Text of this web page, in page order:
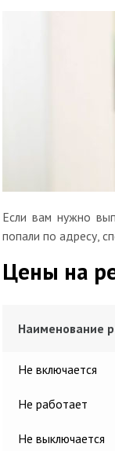
Если вам нужно
попали по адресу,
Цены на
Наименование
Не включается
Не работает
Не выключается